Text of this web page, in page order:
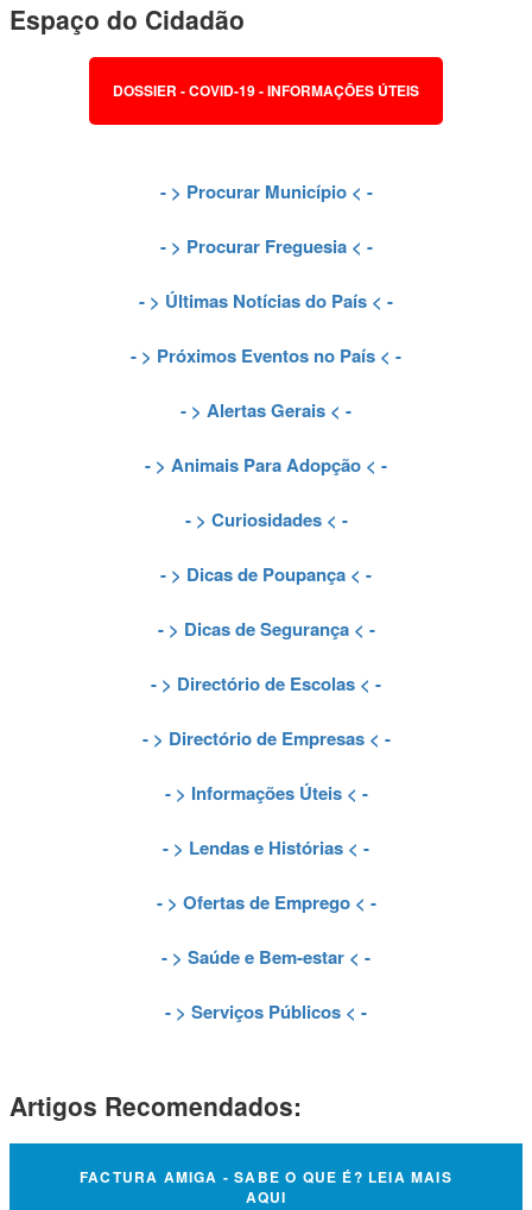
Espaço do Cidadão
DOSSIER - COVID-19 - INFORMAÇÕES ÚTEIS
- > Procurar Município< -
- > Procurar Freguesia< -
- > Últimas Notícias do País < -
- > Próximos Eventos no País < -
- > Alertas Gerais < -
- > Animais Para Adopção < -
- > Curiosidades< -
- > Dicas de Poupança < -
- > Dicas de Segurança< -
- > Directório de Escolas < -
- > Directório de Empresas< -
- > Informações Úteis< -
- > Lendas e Histórias < -
- > Ofertas de Emprego< -
- > Saúde e Bem-estar < -
- > Serviços Públicos < -
Artigos Recomendados:
FACTURA AMIGA - SABE O QUE É? LEIA MAIS
AQUI